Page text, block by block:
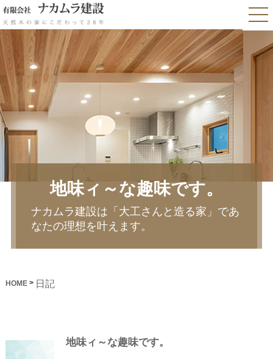
地味ィ～な趣味です。
ナカムラ建設は「大工さんと造る家」であ
なたの理想を叶えます。
HOME> 日記
地味ィ～な趣味です。